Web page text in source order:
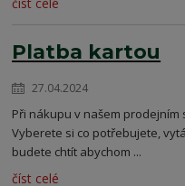
Platba kartou
27.04.2024
Při nákupu v našem
Vyberete si co potřebujete,
budete chtít abychom ...
číst celé